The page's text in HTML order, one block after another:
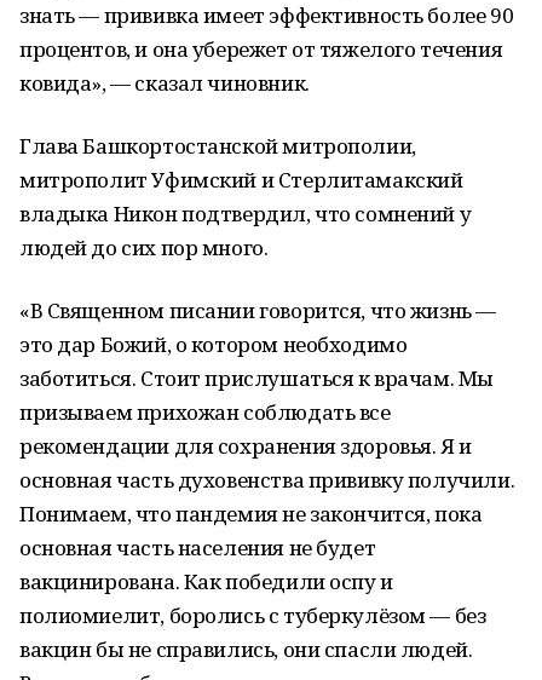
знать — прививка имеет эффективность более 90
процентов, и она убережет от тяжелого течения
ковида», — сказал чиновник.
Глава Башкортостанской митрополии,
митрополит Уфимский и Стерлитамакский
владыка Никон подтвердил, что сомнений у
людей до сих пор много.
«В Священном писании говорится, что жизнь —
это дар Божий, о котором необходимо
заботиться. Стоит прислушаться к врачам. Мы
призываем прихожан соблюдать все
рекомендации для сохранения здоровья. Я и
основная часть духовенства прививку получили.
Понимаем, что пандемия не закончится, пока
основная часть населения не будет
вакцинирована. Как победили оспу и
полиомиелит, боролись с туберкулёзом — без
вакцин бы не справились, они спасли людей.